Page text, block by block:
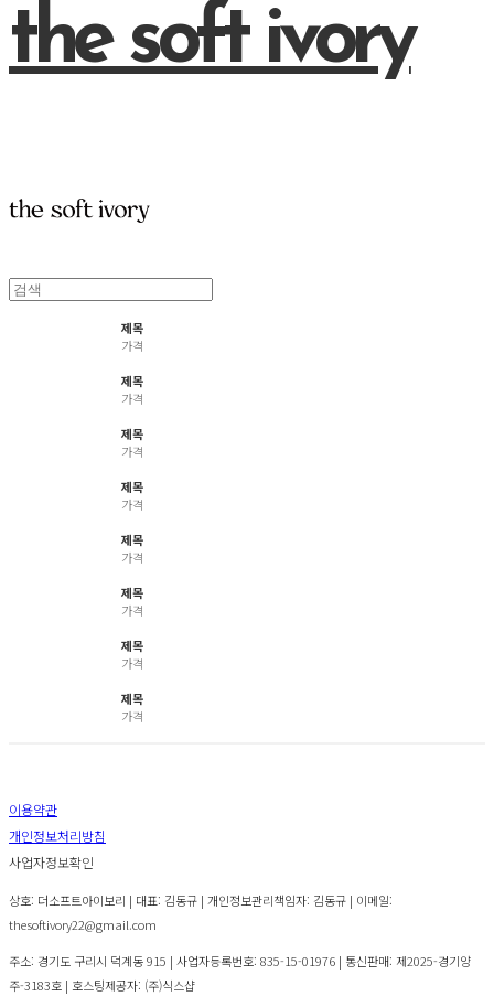
the soft ivory
제목
가격
제목
가격
제목
가격
제목
가격
제목
가격
제목
가격
제목
가격
제목
가격
이용약관
개인정보처리방침
사업자정보확인
상호: 더소프트아이보리 | 대표: 김동규 | 개인정보관리책임자: 김동규 | 이메일:
thesoftivory22@gmail.com
주소: 경기도 구리시 덕계동 915 | 사업자등록번호: 835-15-01976 | 통신판매: 제2025-경기양
주-3183호 | 호스팅제공자: (주)식스샵